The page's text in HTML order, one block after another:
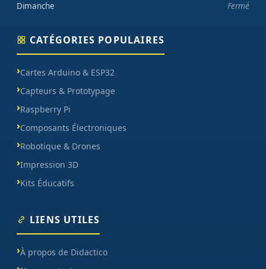
Dimanche
Fermé
CATÉGORIES POPULAIRES
Cartes Arduino & ESP32
Capteurs & Prototypage
Raspberry Pi
Composants Électroniques
Robotique & Drones
Impression 3D
Kits Éducatifs
LIENS UTILES
À propos de Didactico